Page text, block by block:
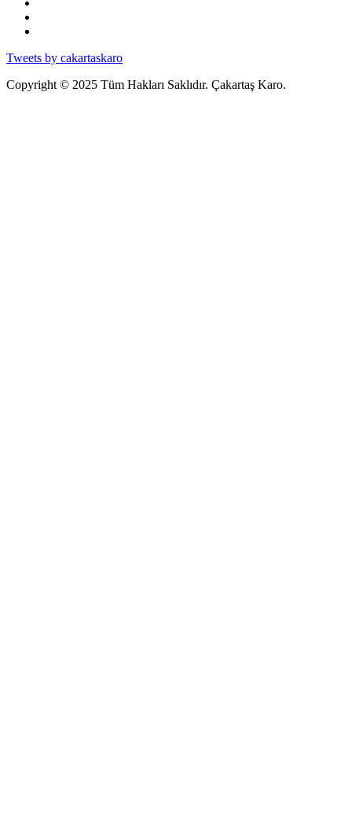
Tweets by cakartaskaro
Copyright © 2025 Tüm Hakları Saklıdır. Çakartaş Karo.